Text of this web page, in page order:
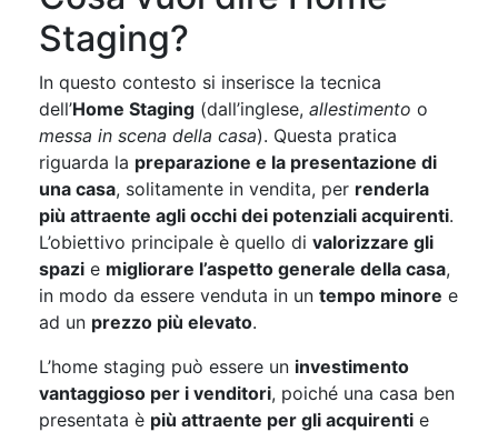
Staging?
In questo contesto si inserisce la tecnica
dell’Home Staging (dall’inglese, allestimento o
messa in scena della casa). Questa pratica
riguarda la preparazione e la presentazione di
una casa, solitamente in vendita, per renderla
più attraente agli occhi dei potenziali acquirenti.
L’obiettivo principale è quello di valorizzare gli
spazi e migliorare l’aspetto generale della casa,
in modo da essere venduta in un tempo minore e
ad un prezzo più elevato.
L’home staging può essere un investimento
vantaggioso per i venditori, poiché una casa ben
presentata è più attraente per gli acquirenti e